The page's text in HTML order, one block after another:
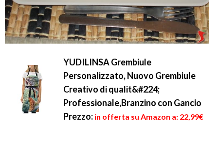
YUDILINSA Grembiule
Personalizzato, Nuovo Grembiule
Creativo di qualit&#224;
Professionale,Branzino con Gancio
Prezzo: in offerta su Amazon a: 22,99€